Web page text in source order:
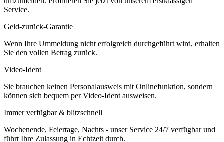
Service.
Geld-zurück-Garantie
Wenn Ihre Ummeldung nicht erfolgreich durchgeführt wird, erhalten
Sie den vollen Betrag zurück.
Video-Ident
Sie brauchen keinen Personalausweis mit Onlinefunktion, sondern
können sich bequem per Video-Ident ausweisen.
Immer verfügbar & blitzschnell
Wochenende, Feiertage, Nachts - unser Service 24/7 verfügbar und
führt Ihre Zulassung in Echtzeit durch.